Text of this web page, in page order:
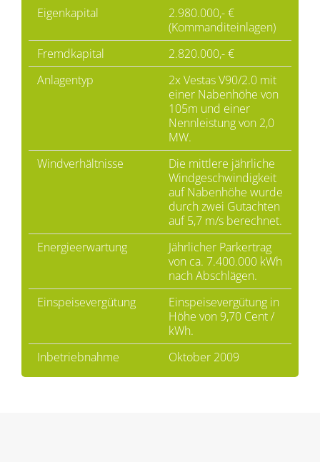
Eigenkapital
2.980.000,- €
(Kommanditeinlagen)
Fremdkapital
2.820.000,- €
Anlagentyp
2x Vestas V90/2.0 mit
einer Nabenhöhe von
105m und einer
Nennleistung von 2,0
MW.
Windverhältnisse
Die mittlere jährliche
Windgeschwindigkeit
auf Nabenhöhe wurde
durch zwei Gutachten
auf 5,7 m/s berechnet.
Energieerwartung
Jährlicher Parkertrag
von ca. 7.400.000 kWh
nach Abschlägen.
Einspeisevergütung
Einspeisevergütung in
Höhe von 9,70 Cent /
kWh.
Inbetriebnahme
Oktober 2009